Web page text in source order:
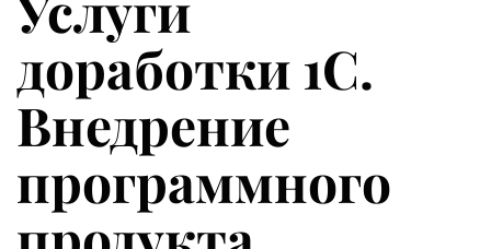
доработки 1С.
Внедрение
программного